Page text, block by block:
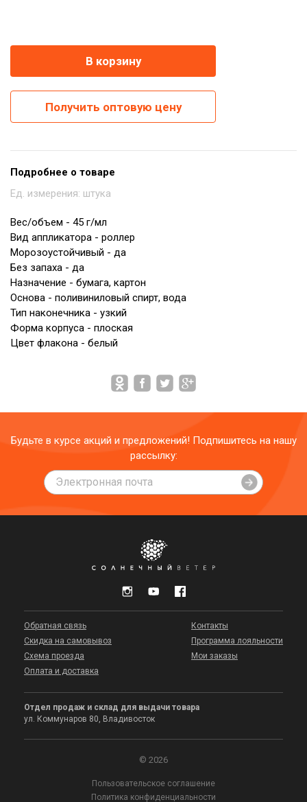
В корзину
Получить оптовую цену
Подробнее о товаре
Ед. измерения: штука
Вес/объем - 45 г/мл
Вид аппликатора - роллер
Морозоустойчивый - да
Без запаха - да
Назначение - бумага, картон
Основа - поливиниловый спирт, вода
Тип наконечника - узкий
Форма корпуса - плоская
Цвет флакона - белый
Будьте в курсе акций и предложений! Подпишитесь на нашу
рассылку:
Обратная связь
Скидка на самовывоз
Схема проезда
Оплата и доставка
Контакты
Программа лояльности
Мои заказы
Отдел продаж и склад для выдачи товара
ул. Коммунаров 80, Владивосток
© 2026
Пользовательское соглашение
Политика конфиденциальности